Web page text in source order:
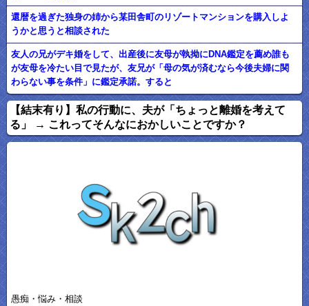
還暦を過ぎた独身の姉から某田舎町のリゾートマンションを購入しよ
うかと思うと相談された
友人の兄がデキ婚をして、出産後に友母が執拗にDNA鑑定を薦め誰も
が友母を冷たい目で見たが、友兄が「母の気が済むなら今後夫婦に関
わらない事を条件」に鑑定承諾。すると
【結末有り】私の行動に、夫が「ちょっと離婚を考えて
る」 → これってそんなにおかしいことですか？
愚痴・悩み・相談